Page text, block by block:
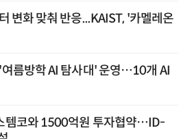
변화 맞춰 반응...KAIST, '카멜레온
름방학 AI 탐사대' 운영…10개 AI
템코와 1500억원 투자협약…ID-